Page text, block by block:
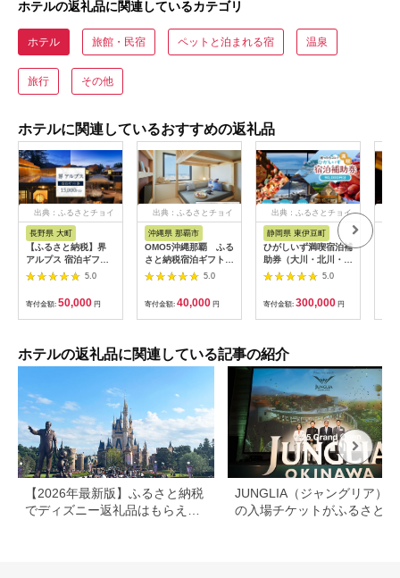
ホテルの返礼品に関連しているカテゴリ
ホテル 旅館・民宿 ペットと泊まれる宿 温泉
旅行 その他
ホテルに関連しているおすすめの返礼品
出典：ふるさとチョイ
長野県 大町
【ふるさと納税】界
アルプス 宿泊ギフト
券（15,000円分）
【星野リゾート】
5.0
寄付金額: 50,000 円
出典：ふるさとチョイ
沖縄県 那覇市
OMO5沖縄那覇 ふる
さと納税宿泊ギフト券
(12,000円)
5.0
寄付金額: 40,000 円
出典：ふるさとチョイ
静岡県 東伊豆町
ひがしいず満喫宿泊補
助券（大川・北川・熱
川・片瀬・白田・稲取
5.0
寄付金額: 300,000 円
ホテルの返礼品に関連している記事の紹介
【2026年最新版】ふるさと納税
でディズニー返礼品はもらえ
JUNGLIA（ジャングリア）
の入場チケットがふるさと納